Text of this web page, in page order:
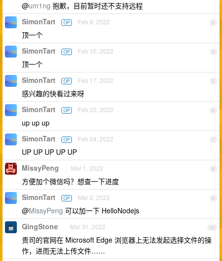
@um1ng 抱歉，目前暂时还不支持远程
3
SimonTart OP Feb 9, 2022
顶一个
4
SimonTart OP Feb 10, 2022
顶一个
5
SimonTart OP Feb 17, 2022
感兴趣的快看过来呀
6
SimonTart OP Feb 22, 2022
up up up
7
SimonTart OP Feb 24, 2022
UP UP UP UP UP
8
MissyPeng Mar 1, 2022
方便加个微信吗？想查一下进度
9
SimonTart OP Mar 2, 2022
@MissyPeng 可以加一下 HelloNodejs
10
QingStone Mar 31, 2022
贵司的官网在 Microsoft Edge 浏览器上无法发起选择文件的操
作，进而无法上传文件……